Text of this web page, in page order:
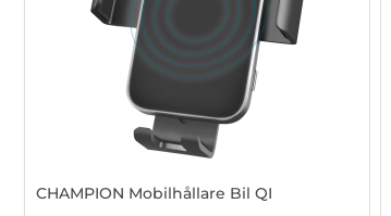
CHAMPION Mobilhållare Bil QI